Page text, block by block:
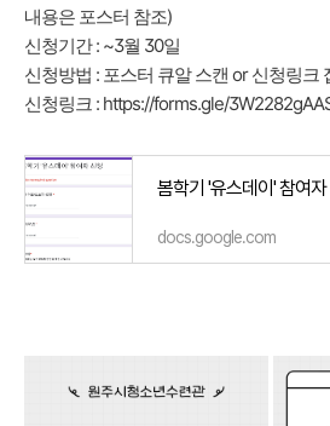
내용은 포스터 참조)
신청기간 : ~3월 30일
신청방법 : 포스터 큐알 스캔 or 신청링크
신청링크 : https://forms.gle/
봄학기 '유스데이' 참여자
docs.google.com